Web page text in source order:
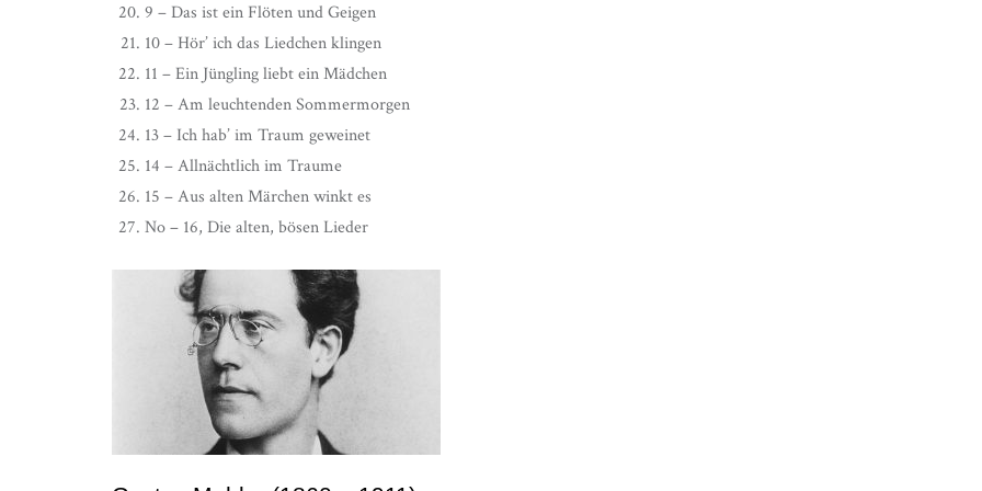
9 – Das ist ein Flöten und Geigen
10 – Hör’ ich das Liedchen klingen
11 – Ein Jüngling liebt ein Mädchen
12 – Am leuchtenden Sommermorgen
13 – Ich hab’ im Traum geweinet
14 – Allnächtlich im Traume
15 – Aus alten Märchen winkt es
No – 16, Die alten, bösen Lieder